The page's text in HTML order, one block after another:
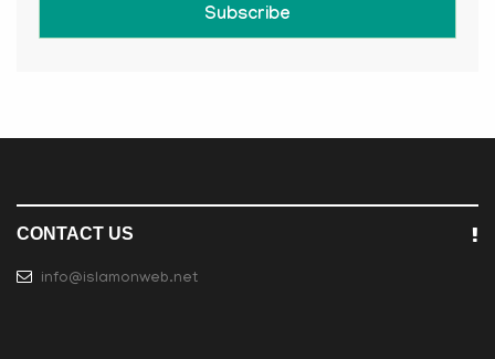
Subscribe
CONTACT US
info@islamonweb.net